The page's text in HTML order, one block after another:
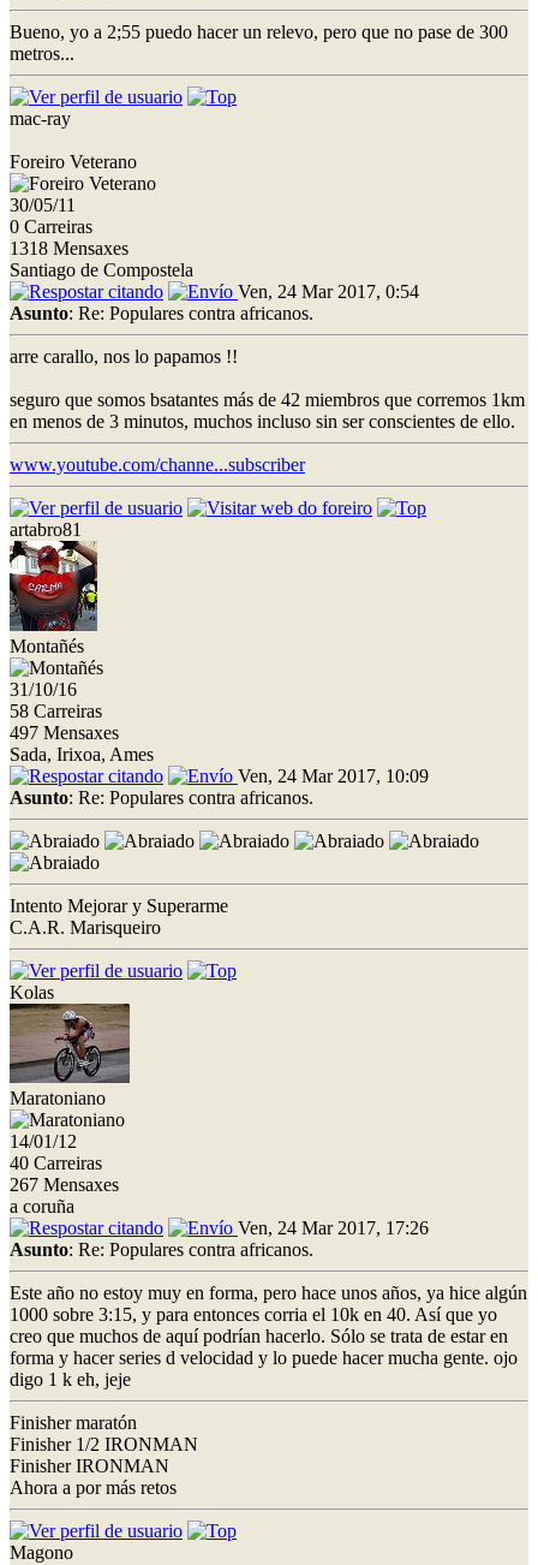
Bueno, yo a 2;55 puedo hacer un relevo, pero que no pase de 300
metros...
mac-ray
Foreiro Veterano
30/05/11
0 Carreiras
1318 Mensaxes
Santiago de Compostela
Ven, 24 Mar 2017, 0:54
Asunto: Re: Populares contra africanos.
arre carallo, nos lo papamos !!
seguro que somos bsatantes más de 42 miembros que corremos 1km
en menos de 3 minutos, muchos incluso sin ser conscientes de ello.
www.youtube.com/channe...subscriber
artabro81
Montañés
31/10/16
58 Carreiras
497 Mensaxes
Sada, Irixoa, Ames
Ven, 24 Mar 2017, 10:09
Asunto: Re: Populares contra africanos.
Intento Mejorar y Superarme
C.A.R. Marisqueiro
Kolas
Maratoniano
14/01/12
40 Carreiras
267 Mensaxes
a coruña
Ven, 24 Mar 2017, 17:26
Asunto: Re: Populares contra africanos.
Este año no estoy muy en forma, pero hace unos años, ya hice algún
1000 sobre 3:15, y para entonces corria el 10k en 40. Así que yo
creo que muchos de aquí podrían hacerlo. Sólo se trata de estar en
forma y hacer series d velocidad y lo puede hacer mucha gente. ojo
digo 1 k eh, jeje
Finisher maratón
Finisher 1/2 IRONMAN
Finisher IRONMAN
Ahora a por más retos
Magono